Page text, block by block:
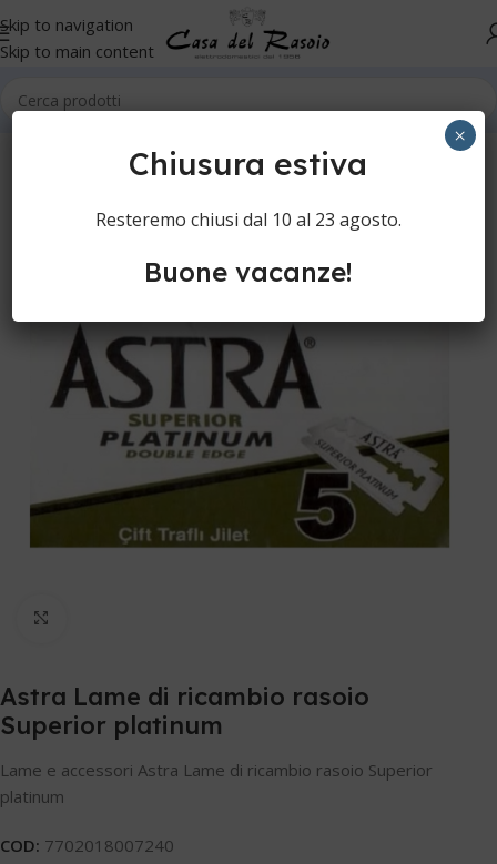
Skip to navigation
Skip to main content
Lame e accessori
Astra Lame di ricambio rasoio
Superior platinum
Lame e accessori Astra Lame di ricambio rasoio Superior
platinum
COD: 7702018007240
Chiusura estiva
Resteremo chiusi dal 10 al 23 agosto.
Buone vacanze!
×